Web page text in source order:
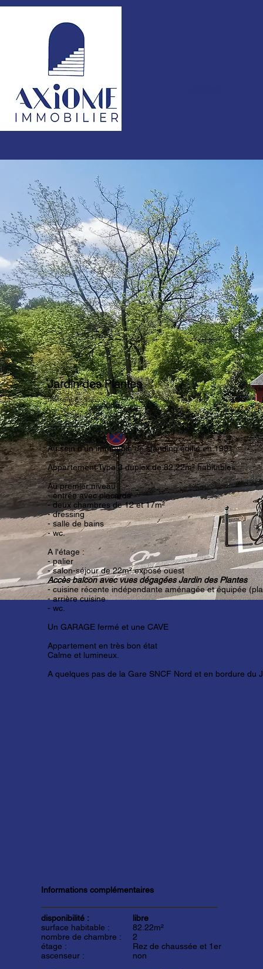
Jardin des Plantes
référence : 1565
Au sein d'un immeuble de standing édifié en 1991
Appartement Type 3 duplex de 82,22m² habitables
Au premier niveau :
- entrée avec placards
- deux chambres de 12 et 17m²
- dressing
- salle de bains
- wc.
A l'étage :
- palier
- salon-séjour de 22m² exposé ouest
Accès balcon avec vues dégagées Jardin des Plantes
- cuisine récente indépendante aménagée et équipée
- arrière cuisine
- wc.
Un GARAGE fermé et une CAVE
Appartement en très bon état
Calme et lumineux.
A quelques pas de la Gare SNCF Nord et en bordure du
Informations complémentaires
disponibilité :
surface habitable :
nombre de chambre :
étage :
ascenseur :
libre
82.22m²
2
Rez de chaussée et 1er
non